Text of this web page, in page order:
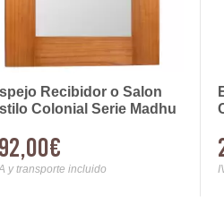
Recibidor o Salon
Colonial Serie Madhu
y transporte incluido